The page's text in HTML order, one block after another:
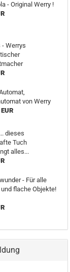
- Original Werry !
- Werrys
von Werry
dieses
Tuch
alles...
- Für alle
flache Objekte!